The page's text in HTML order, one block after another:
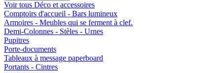
Voir tous Déco et accessoires
Comptoirs d'accueil - Bars lumineux
Armoires - Meubles qui se ferment à clef.
Demi-Colonnes - Stèles - Urnes
Pupitres
Porte-documents
Tableaux à message paperboard
Portants - Cintres